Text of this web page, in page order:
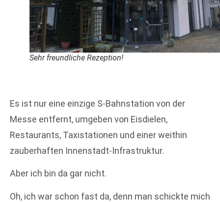
Sehr freundliche Rezeption!
Es ist nur eine einzige S-Bahnstation von der
Messe entfernt, umgeben von Eisdielen,
Restaurants, Taxistationen und einer weithin
zauberhaften Innenstadt-Infrastruktur.
Aber ich bin da gar nicht.
Oh, ich war schon fast da, denn man schickte mich